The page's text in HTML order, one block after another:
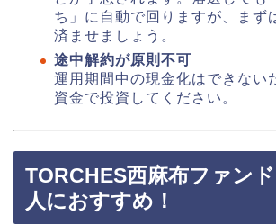
ち」に自動で回りますが、まず
済ませましょう。
途中解約が原則不可
運用期間中の現金化はできない
資金で投資してください。
TORCHES西麻布ファン
人におすすめ！